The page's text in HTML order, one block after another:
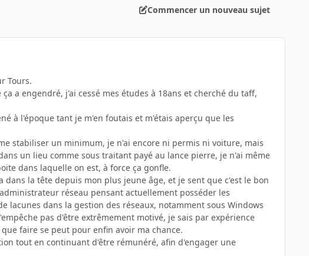
Commencer un nouveau sujet
Tours.
a engendré, j'ai cessé mes études à 18ans et cherché du taff,
à l'époque tant je m'en foutais et m'étais aperçu que les
stabiliser un minimum, je n'ai encore ni permis ni voiture, mais
un lieu comme sous traitant payé au lance pierre, je n'ai même
dans laquelle on est, à force ça gonfle.
la tête depuis mon plus jeune âge, et je sent que c'est le bon
réseau pensant actuellement posséder les
lacunes dans la gestion des réseaux, notamment sous Windows
pas d'être extrêmement motivé, je sais par expérience
faire se peut pour enfin avoir ma chance.
tout en continuant d'être rémunéré, afin d'engager une